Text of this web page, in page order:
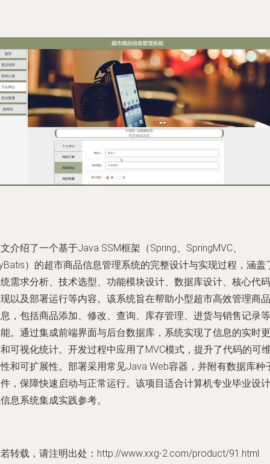
介绍了一个基于Java SSM框架（Spring、SpringMVC、
）的超市商品信息管理系统的完整设计与实现过程，涵盖
需求分析、技术选型、功能模块设计、数据库设计、核心代码
以及部署运行等内容。该系统旨在帮助小型超市高效管理商品
，包括商品添加、修改、查询、库存管理、进货与销售记录等
。通过集成前端界面与后台数据库，系统实现了信息的实时更
可视化统计。开发过程中应用了MVC模式，提升了代码的可
和可扩展性。部署采用常见Java Web容器，并附有数据库种
，保障快速启动与正常运行。该项目适合计算机专业毕业设计
息系统集成实践参考。
转载，请注明出处：http://www.xxg-2.com/product/91.html